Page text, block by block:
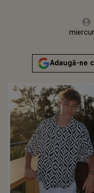
Adaugă-ne